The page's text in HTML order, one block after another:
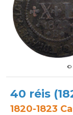
©
40 réis
1820-1823